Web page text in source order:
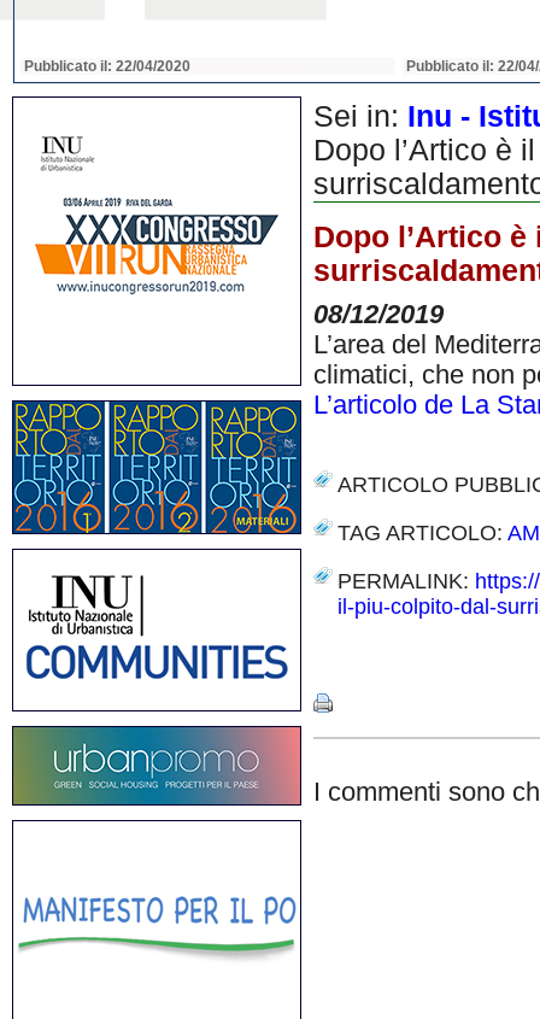
Pubblicato il: 22/04/2020 Pubblicato il: 22/
Sei in: Inu -
Dopo l’Artico è
Dopo l’Artico
08/12/2019
L’area del
climatici, che non
L’articolo de La
ARTICOLO
TAG ARTICOLO:
PERMALINK:
il-piu-colpito-dal-
I commenti sono